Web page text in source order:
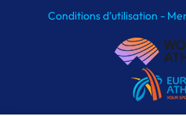
Conditions d'utilisation -